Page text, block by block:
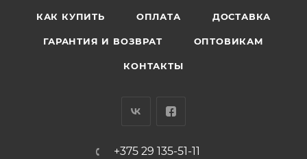
КАК КУПИТЬ ОПЛАТА ДОСТАВКА
ГАРАНТИЯ И ВОЗВРАТ ОПТОВИКАМ
КОНТАКТЫ
+375 29 135-51-11